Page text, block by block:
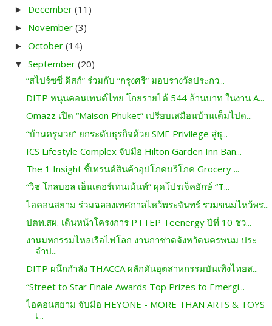
► December (11)
► November (3)
► October (14)
▼ September (20)
“สไปร์ซซี่ ดิสก์” ร่วมกับ “กรุงศรี” มอบรางวัลประกว...
DITP หนุนคอนเทนต์ไทย โกยรายได้ 544 ล้านบาท ในงาน A...
Omazz เปิด “Maison Phuket” เปรียบเสมือนบ้านเต็มไปด...
“บ้านครูมวย” ยกระดับธุรกิจด้วย SME Privilege สู่ธุ...
ICS Lifestyle Complex จับมือ Hilton Garden Inn Ban...
The 1 Insight ชี้เทรนด์สินค้าอุปโภคบริโภค Grocery ...
“วิช โกลบอล เอ็นเตอร์เทนเม้นท์” ผุดโปรเจ็คยักษ์ “T...
ไอคอนสยาม ร่วมฉลองเทศกาลไหว้พระจันทร์ รวมขนมไหว้พร...
ปตท.สผ. เดินหน้าโครงการ PTTEP Teenergy ปีที่ 10 ชว...
งานมหกรรมไหลเรือไฟโลก งานกาชาดจังหวัดนครพนม ประ
จำป...
DITP ผนึกกำลัง THACCA ผลักดันอุตสาหกรรมบันเทิงไทยส...
“Street to Star Finale Awards Top Prizes to Emergi...
ไอคอนสยาม จับมือ HEYONE - MORE THAN ARTS & TOYS
เ...